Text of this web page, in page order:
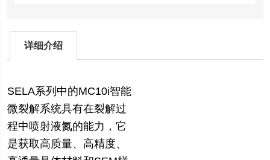
详细介绍
SELA系列中的MC10i智能
微裂解系统具有在裂解过
程中喷射液氮的能力，它
是获取高质量、高精度、